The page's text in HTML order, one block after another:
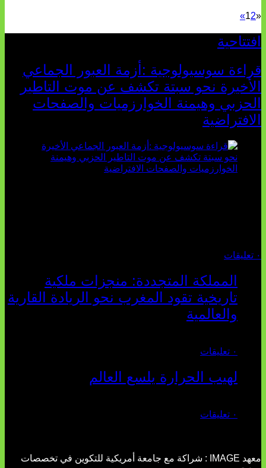
«
12
»
افتتاحية
قراءة سوسيولوجية :أزمة العبور الجماعي
الأخيرة نحو سبتة تكشف عن موت التاطير
الحزبي وهيمنة الخوارزميات والصفحات
الافتراضية
٠ تعليقات
المملكة المتجددة: منجزات ملكية
تاريخية تقود المغرب نحو الريادة القارية
والعالمية
٠ تعليقات
لهيب الحرارة يلسع العالم
٠ تعليقات
معهد IMAGE : شراكة مع جامعة أمريكية للتكوين في تخصصات